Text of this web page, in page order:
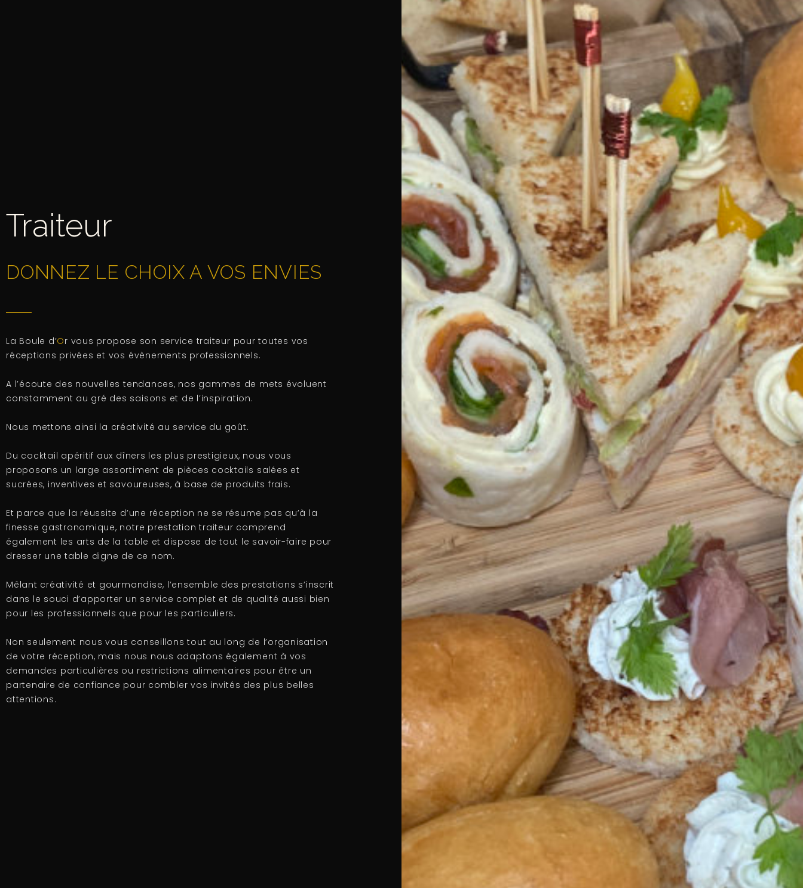
Traiteur
DONNEZ LE CHOIX A VOS ENVIES
La Boule d’Or vous propose son service traiteur pour toutes vos
réceptions privées et vos évènements professionnels.
A l’écoute des nouvelles tendances, nos gammes de mets évoluent
constamment au gré des saisons et de l’inspiration.
Nous mettons ainsi la créativité au service du goût.
Du cocktail apéritif aux dîners les plus prestigieux, nous vous
proposons un large assortiment de pièces cocktails salées et
sucrées, inventives et savoureuses, à base de produits frais.
Et parce que la réussite d’une réception ne se résume pas qu’à la
finesse gastronomique, notre prestation traiteur comprend
également les arts de la table et dispose de tout le savoir-faire pour
dresser une table digne de ce nom.
Mêlant créativité et gourmandise, l’ensemble des prestations s’inscrit
dans le souci d’apporter un service complet et de qualité aussi bien
pour les professionnels que pour les particuliers.
Non seulement nous vous conseillons tout au long de l’organisation
de votre réception, mais nous nous adaptons également à vos
demandes particulières ou restrictions alimentaires pour être un
partenaire de confiance pour combler vos invités des plus belles
attentions.